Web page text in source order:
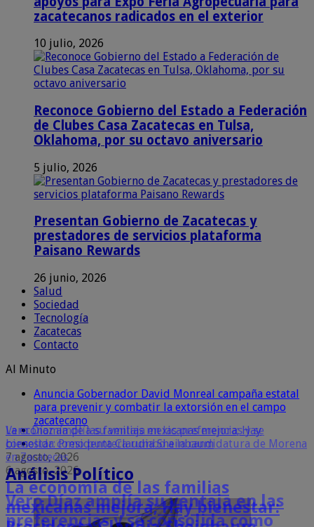
zacatecanos radicados en el exterior
10 julio, 2026
Reconoce Gobierno del Estado a Federación
de Clubes Casa Zacatecas en Tulsa,
Oklahoma, por su octavo aniversario
5 julio, 2026
Presentan Gobierno de Zacatecas y
prestadores de servicios plataforma
Paisano Rewards
26 junio, 2026
Salud
Sociedad
Tecnología
Zacatecas
Contacto
Al Minuto
Anuncia Gobernador David Monreal campaña estatal
para prevenir y combatir la extorsión en el campo
zacatecano
La economía de las familias mexicanas mejora; Hay
bienestar: Presidenta Claudia Sheinbaum
7 agosto, 2026
La economía de las familias
mexicanas mejora; Hay bienestar:
Vero Díaz amplía su ventaja en las preferencias y se
consolida como puntera rumbo a la candidatura de Morena
en Zacatecas
6 agosto, 2026
Vero Díaz amplía su ventaja en las
preferencias y se consolida como
Revisa el Ayuntamiento de Guadalupe escrituración
sospechosa de área común realizada por el priista Roberto
Luévano a un particular
6 agosto, 2026
Revisa el Ayuntamiento de
Guadalupe escrituración sospechosa
Análisis Político